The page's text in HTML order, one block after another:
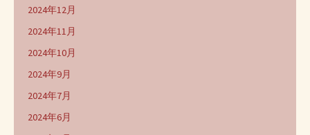
2024年12月
2024年11月
2024年10月
2024年9月
2024年7月
2024年6月